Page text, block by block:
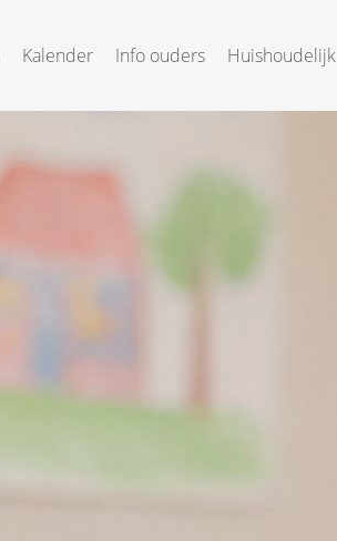
Kalender Info ouders Huishoudelijk